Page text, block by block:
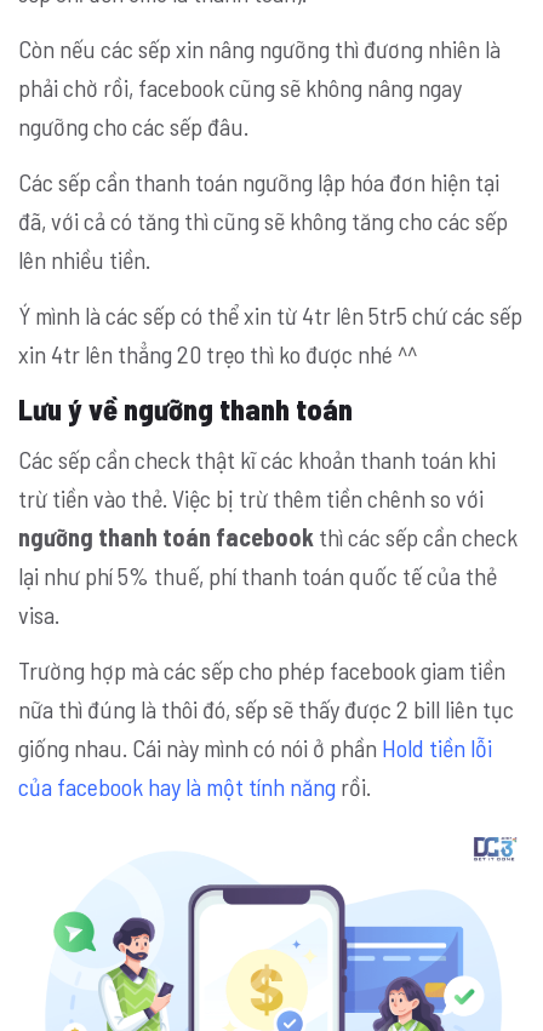
Còn nếu các sếp xin nâng ngưỡng thì đương nhiên là
phải chờ rồi, facebook cũng sẽ không nâng ngay
ngưỡng cho các sếp đâu.
Các sếp cần thanh toán ngưỡng lập hóa đơn hiện tại
đã, với cả có tăng thì cũng sẽ không tăng cho các sếp
lên nhiều tiền.
Ý mình là các sếp có thể xin từ 4tr lên 5tr5 chứ các sếp
xin 4tr lên thẳng 20 trẹo thì ko được nhé ^^
Lưu ý về ngưỡng thanh toán
Các sếp cần check thật kĩ các khoản thanh toán khi
trừ tiền vào thẻ. Việc bị trừ thêm tiền chênh so với
ngưỡng thanh toán facebook thì các sếp cần check
lại như phí 5% thuế, phí thanh toán quốc tế của thẻ
visa.
Trường hợp mà các sếp cho phép facebook giam tiền
nữa thì đúng là thôi đó, sếp sẽ thấy được 2 bill liên tục
giống nhau. Cái này mình có nói ở phần Hold tiền lỗi
của facebook hay là một tính năng rồi.